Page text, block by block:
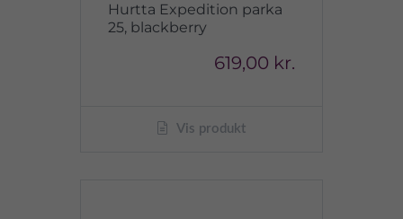
Hurtta Expedition parka
25, blackberry
619,00 kr.
Vis produkt